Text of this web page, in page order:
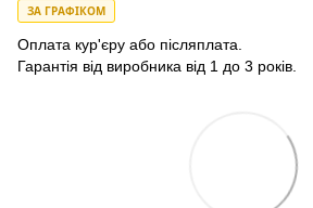
ЗА ГРАФІКОМ
Оплата кур'єру або післяплата.
Гарантія від виробника від 1 до 3 років.